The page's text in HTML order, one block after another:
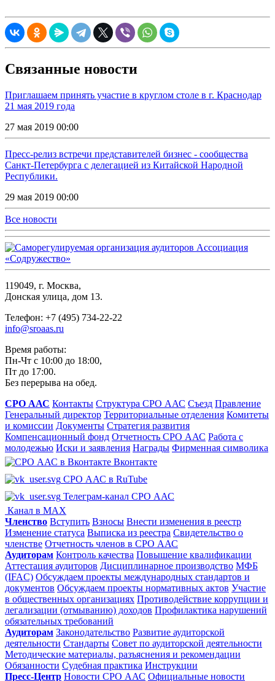
Связанные новости
Приглашаем принять участие в круглом столе в г. Краснодар
21 мая 2019 года
27 мая 2019 00:00
Пресс-релиз встречи представителей бизнес - сообщества
Санкт-Петербурга с делегацией из Китайской Народной
Республики.
29 мая 2019 00:00
Все новости
119049, г. Москва,
Донская улица, дом 13.
Телефон: +7 (495) 734-22-22
info@sroaas.ru
Время работы:
Пн-Чт с 10:00 до 18:00,
Пт до 17:00.
Без перерыва на обед.
СРО ААС Контакты Структура СРО ААС Съезд Правление
Генеральный директор Территориальные отделения Комитеты
и комиссии Документы Стратегия развития
Компенсационный фонд Отчетность СРО ААС Работа с
молодежью Иски и заявления Награды Фирменная символика
Вконтакте
СРО ААС в RuTube
Телеграм-канал СРО ААС
Канал в MAX
Членство Вступить Взносы Внести изменения в реестр
Изменение статуса Выписка из реестра Свидетельство о
членстве Отчетность членов в СРО ААС
Аудиторам Контроль качества Повышение квалификации
Аттестация аудиторов Дисциплинарное производство МФБ
(IFAC) Обсуждаем проекты международных стандартов и
документов Обсуждаем проекты нормативных актов Участие
в общественных организациях Противодействие коррупции и
легализации (отмыванию) доходов Профилактика нарушений
обязательных требований
Аудиторам Законодательство Развитие аудиторской
деятельности Стандарты Совет по аудиторской деятельности
Методические материалы, разъяснения и рекомендации
Обязанности Судебная практика Инструкции
Пресс-Центр Новости СРО ААС Официальные новости